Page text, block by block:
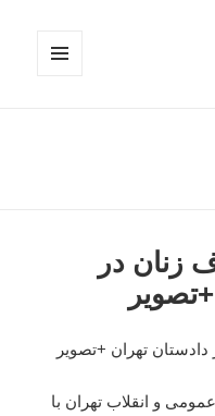
زنان در
تهران +تصویر
و انقلاب تهران با